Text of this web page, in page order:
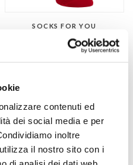
contenuti ed
dei social media e per
inoltre
il nostro sito con i
di analisi dei dati web,
SOCKS FOR YOU
relajante
€ 25,90